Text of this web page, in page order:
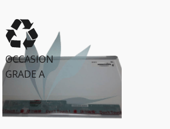
OCCASION
GRADE A